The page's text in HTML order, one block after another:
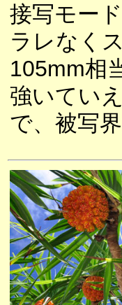
接写モー
ラレなく
105mm相
強いてい
で、被写